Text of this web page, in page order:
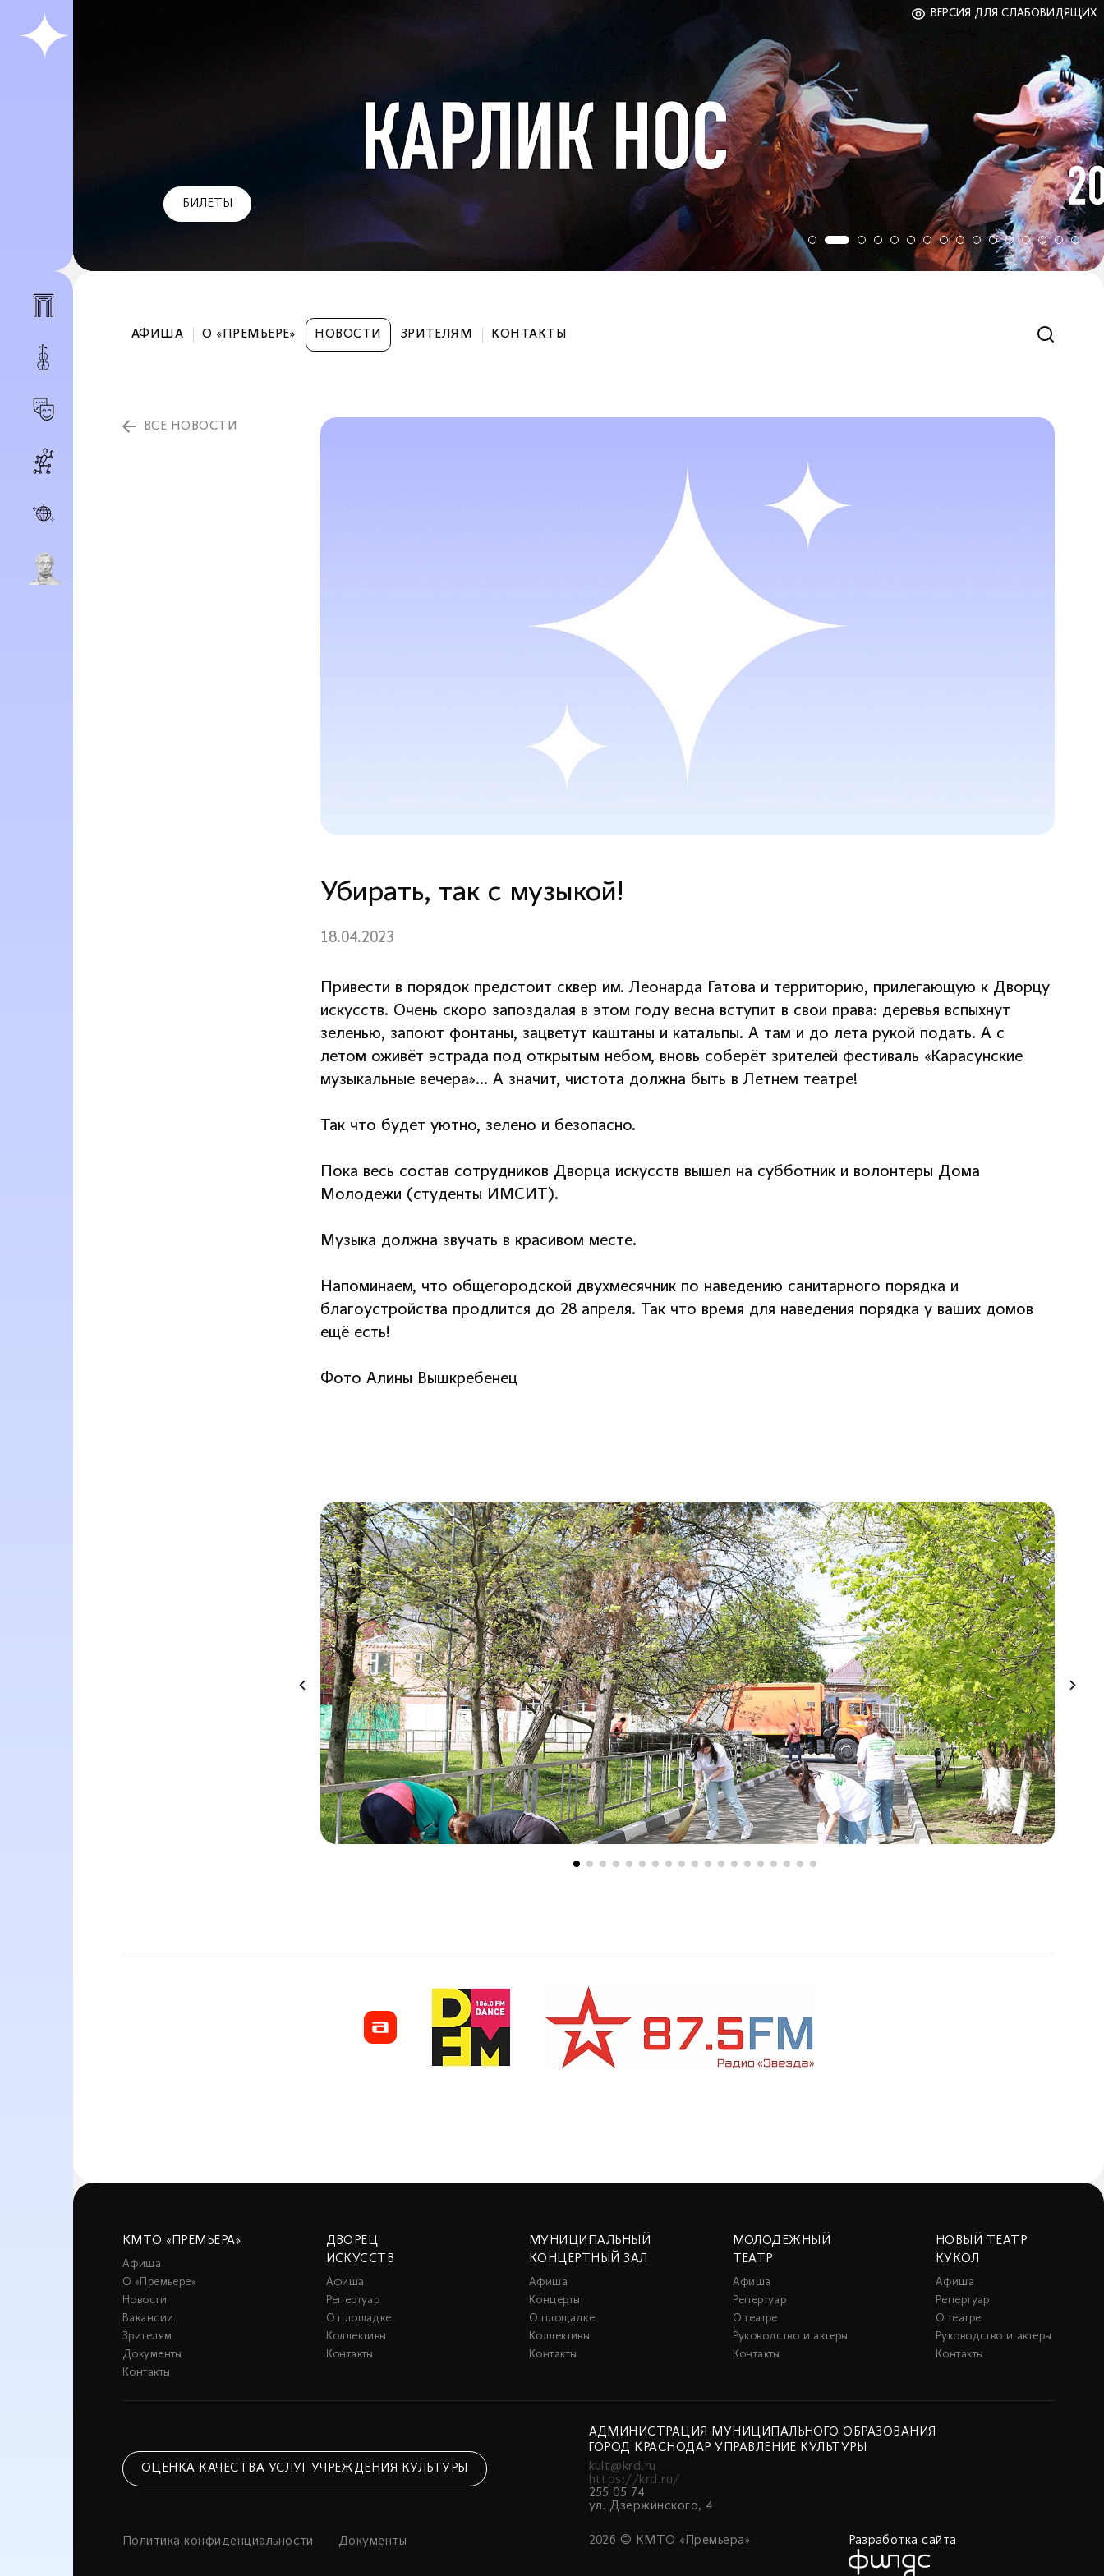
ВЕРСИЯ ДЛЯ СЛАБОВИДЯЩИХ
БИЛЕТЫ
АФИША О «ПРЕМЬЕРЕ» НОВОСТИ ЗРИТЕЛЯМ КОНТАКТЫ
ВСЕ НОВОСТИ
Убирать, так с музыкой!
18.04.2023
Привести в порядок предстоит сквер им. Леонарда Гатова и территорию, прилегающую к Дворцу
искусств. Очень скоро запоздалая в этом году весна вступит в свои права: деревья вспыхнут
зеленью, запоют фонтаны, зацветут каштаны и катальпы. А там и до лета рукой подать. А с
летом оживёт эстрада под открытым небом, вновь соберёт зрителей фестиваль «Карасунские
музыкальные вечера»… А значит, чистота должна быть в Летнем театре!
Так что будет уютно, зелено и безопасно.
Пока весь состав сотрудников Дворца искусств вышел на субботник и волонтеры Дома
Молодежи (студенты ИМСИТ).
Музыка должна звучать в красивом месте.
Напоминаем, что общегородской двухмесячник по наведению санитарного порядка и
благоустройства продлится до 28 апреля. Так что время для наведения порядка у ваших домов
ещё есть!
Фото Алины Вышкребенец
КМТО «ПРЕМЬЕРА»
Афиша
О «Премьере»
Новости
Вакансии
Зрителям
Документы
Контакты
ДВОРЕЦ
ИСКУССТВ
Афиша
Репертуар
О площадке
Коллективы
Контакты
МУНИЦИПАЛЬНЫЙ
КОНЦЕРТНЫЙ ЗАЛ
Афиша
Концерты
О площадке
Коллективы
Контакты
МОЛОДЕЖНЫЙ
ТЕАТР
Афиша
Репертуар
О театре
Руководство и актеры
Контакты
НОВЫЙ ТЕАТР
КУКОЛ
Афиша
Репертуар
О театре
Руководство и актеры
Контакты
ОЦЕНКА КАЧЕСТВА УСЛУГ УЧРЕЖДЕНИЯ КУЛЬТУРЫ
АДМИНИСТРАЦИЯ МУНИЦИПАЛЬНОГО ОБРАЗОВАНИЯ
ГОРОД КРАСНОДАР УПРАВЛЕНИЕ КУЛЬТУРЫ
kult@krd.ru
https://krd.ru/
255 05 74
ул. Дзержинского, 4
Политика конфиденциальности Документы 2026 © КМТО «Премьера» Разработка сайта